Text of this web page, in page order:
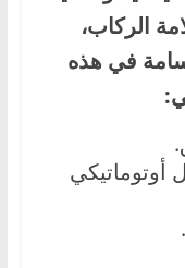
الركاب،
في هذه
أوتوماتيكي